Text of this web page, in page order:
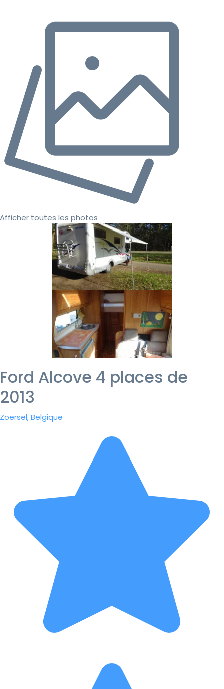
Afficher toutes les photos
Ford Alcove 4 places de
2013
Zoersel, Belgique